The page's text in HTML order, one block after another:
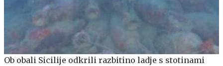
Ob obali Sicilije odkrili razbitino ladje s stotinami